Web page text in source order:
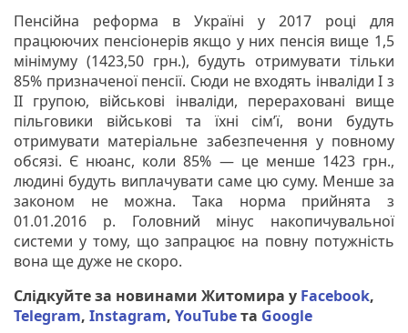
Пенсійна реформа в Україні у 2017 році для
працюючих пенсіонерів якщо у них пенсія вище 1,5
мінімуму (1423,50 грн.), будуть отримувати тільки
85% призначеної пенсії. Сюди не входять інваліди I з
II групою, військові інваліди, перераховані вище
пільговики військові та їхні сім’ї, вони будуть
отримувати матеріальне забезпечення у повному
обсязі. Є нюанс, коли 85% — це менше 1423 грн.,
людині будуть виплачувати саме цю суму. Менше за
законом не можна. Така норма прийнята з
01.01.2016 р. Головний мінус накопичувальної
системи у тому, що запрацює на повну потужність
вона ще дуже не скоро.
Слідкуйте за новинами Житомира у Facebook,
Telegram, Instagram, YouTubeта Google